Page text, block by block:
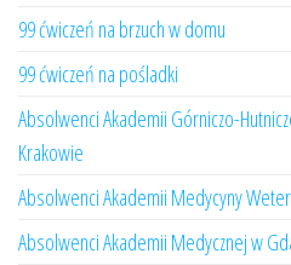
99 ćwiczeń na brzuch w domu
99 ćwiczeń na pośladki
Absolwenci Akademii Górniczo-
Krakowie
Absolwenci Akademii Medycyny
Absolwenci Akademii Medycznej w